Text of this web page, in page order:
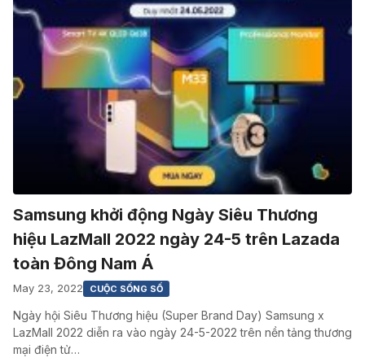
Samsung khởi động Ngày Siêu Thương
hiệu LazMall 2022 ngày 24-5 trên Lazada
toàn Đông Nam Á
May 23, 2022 CUỘC SỐNG SỐ
Ngày hội Siêu Thương hiệu (Super Brand Day) Samsung x
LazMall 2022 diễn ra vào ngày 24-5-2022 trên nền tảng thương
mại điện tử…